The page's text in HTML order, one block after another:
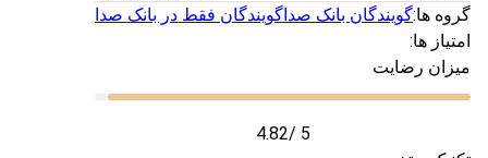
گروه ها:گویندگان بانک صداگویندگان فقط در بانک صدا
امتیاز ها:
میزان رضایت
4.82/ 5